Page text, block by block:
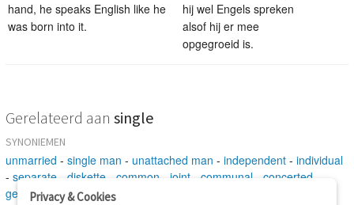
hand, he speaks English like he
was born into it.
hij wel Engels spreken
alsof hij er mee
opgegroeid is.
Gerelateerd aan single
SYNONIEMEN
unmarried - single man - unattached man - independent - individual
- separate diskette common joint communal concerted
generic-mutual-living alone
Privacy & Cookies